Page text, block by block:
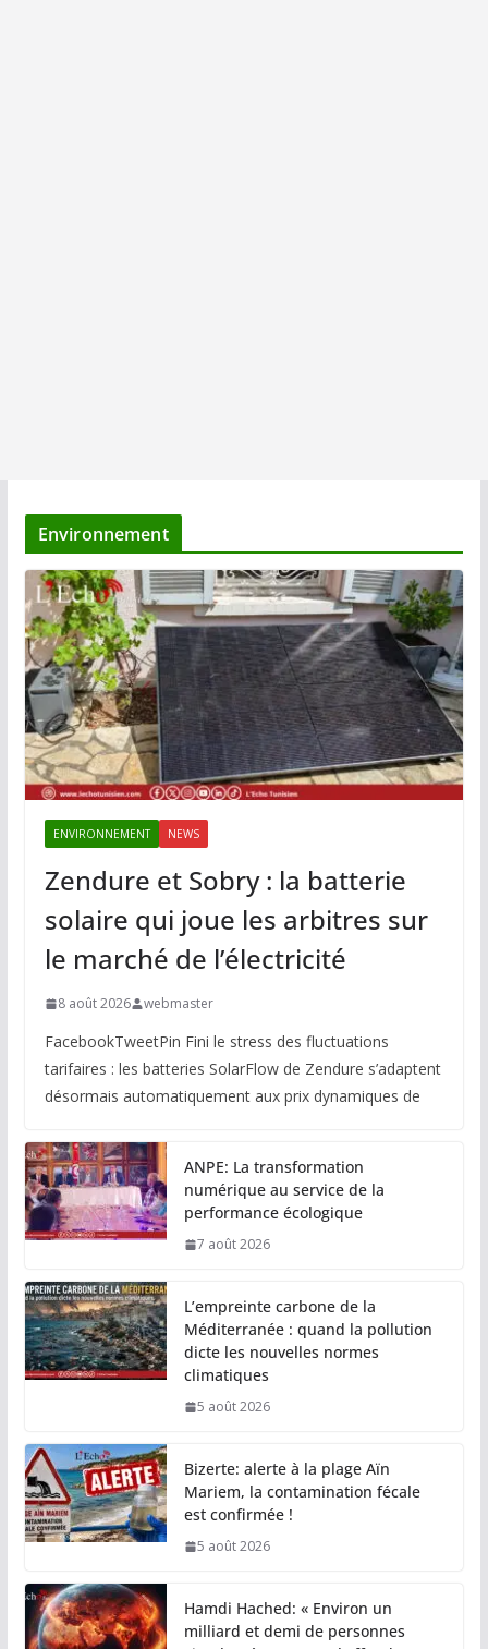
Environnement
ENVIRONNEMENT NEWS
Zendure et Sobry : la batterie
solaire qui joue les arbitres sur
le marché de l’électricité
8 août 2026 webmaster
FacebookTweetPin Fini le stress des fluctuations
tarifaires : les batteries SolarFlow de Zendure s’adaptent
désormais automatiquement aux prix dynamiques de
ANPE: La transformation
numérique au service de la
performance écologique
7 août 2026
L’empreinte carbone de la
Méditerranée : quand la pollution
dicte les nouvelles normes
climatiques
5 août 2026
Bizerte: alerte à la plage Aïn
Mariem, la contamination fécale
est confirmée !
5 août 2026
Hamdi Hached: « Environ un
milliard et demi de personnes